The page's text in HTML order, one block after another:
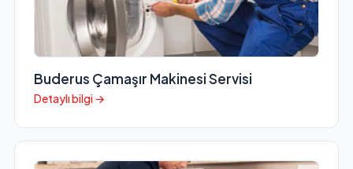
Buderus Çamaşır Makinesi Servisi
Detaylı bilgi →